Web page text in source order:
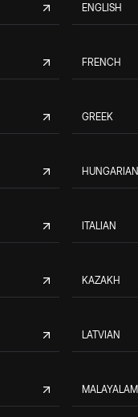
ENGLISH
FRENCH
GREEK
HUNGARIAN
ITALIAN
KAZAKH
LATVIAN
MALAYALAM